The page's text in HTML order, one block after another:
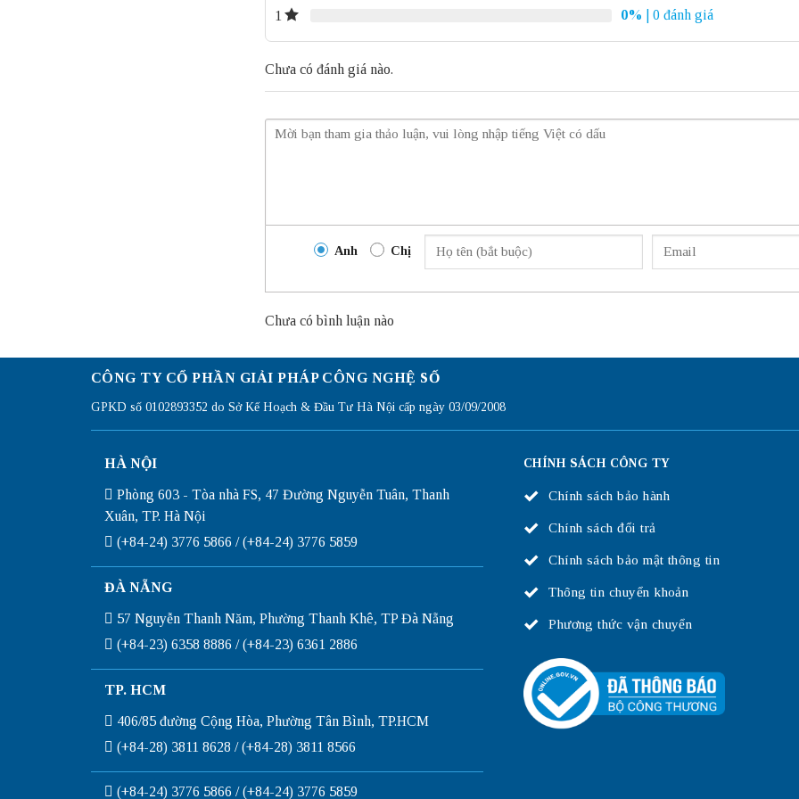
1 0% | 0 đánh giá
Chưa có đánh giá nào.
Anh Chị
Chưa có bình luận nào
CÔNG TY CỔ PHẦN GIẢI PHÁP CÔNG NGHỆ SỐ
GPKD số 0102893352 do Sở Kế Hoạch & Đầu Tư Hà Nội cấp ngày 03/09/2008
HÀ NỘI
Phòng 603 - Tòa nhà FS, 47 Đường Nguyễn Tuân, Thanh
Xuân, TP. Hà Nội
(+84-24) 3776 5866 / (+84-24) 3776 5859
ĐÀ NẴNG
57 Nguyễn Thanh Năm, Phường Thanh Khê, TP Đà Nẵng
(+84-23) 6358 8886 / (+84-23) 6361 2886
TP. HCM
406/85 đường Cộng Hòa, Phường Tân Bình, TP.HCM
(+84-28) 3811 8628 / (+84-28) 3811 8566
(+84-24) 3776 5866 / (+84-24) 3776 5859
CHÍNH SÁCH CÔNG TY
Chính sách bảo hành
Chính sách đổi trả
Chính sách bảo mật thông tin
Thông tin chuyển khoản
Phương thức vận chuyển